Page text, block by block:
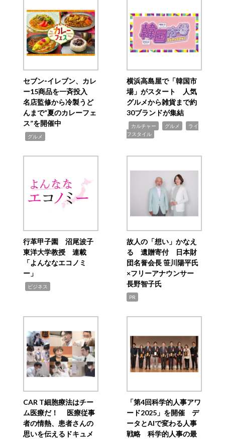
セブン‐イレブン、カレ
ー15商品を一斉投入
名店監修から冷製うど
んまで“夏のカレーフェ
ス”を開催中
グルメ
横浜高島屋で「韓国市
場」がスタート 人気
グルメから雑貨まで約
30ブランドが集結
カルチャー グルメ
ライ
フスタイル
行革甲子園 沼尾波子
東洋大学教授 連載
「よんななエコノミ
ー」
ビジネス
故人の「想い」かなえ
る 遺贈寄付 日本財
団名誉会長 笹川陽平氏
×フリーアナウンサー
長野智子氏
PR
CAR T細胞療法はチー
ム医療だ！ 医療従事
者の情熱、患者さんの
思いを伝えるドキュメ
「第4回科学的人事アワ
ード2025」を開催 デ
ータとAIで変わる人事
戦略 科学的人事の最